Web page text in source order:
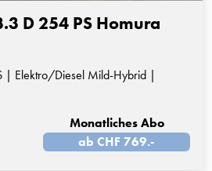
D 254 PS Homura
Elektro/Diesel Mild-Hybrid |
Monatliches Abo
ab CHF 769.-